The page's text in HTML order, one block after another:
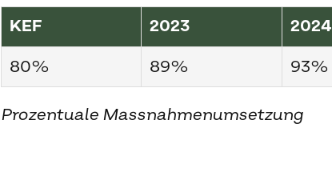
KEF 2023 2024
80% 89% 93%
Prozentuale Massnahmenumsetzung